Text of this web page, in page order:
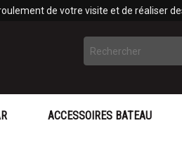
de votre visite et de réaliser
ACCESSOIRES BATEAU